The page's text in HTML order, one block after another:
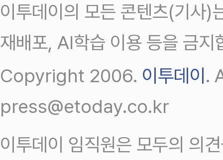
이투데이의 모든 콘텐츠(기사)
재배포, AI학습 이용 등을 금지
Copyright 2006. 이투데이.
press@etoday.co.kr
이투데이 임직원은 모두의 의